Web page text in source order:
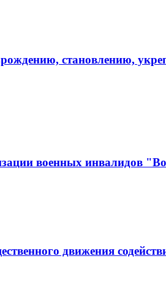
становлению,
военных инвалидов
движения